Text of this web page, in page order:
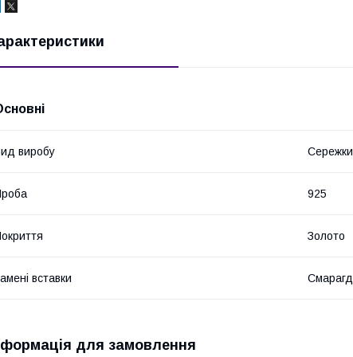
виробу Сережки
925
Золото
вставки Смарагд
для замовлення